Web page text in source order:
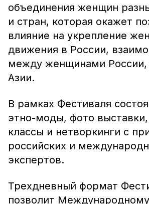
объединения женщин
и стран, которая окажет
влияние на укрепление
движения в России,
между женщинами России,
Азии.
В рамках Фестиваля
этно-моды, фото
классы и нетворкинги с
российских и
экспертов.
Трехдневный формат
позволит